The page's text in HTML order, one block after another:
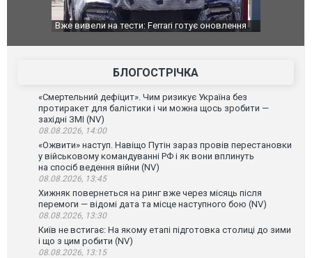
Вийшов трейлер нової екранізації легендарного
БЛОГОСТРІЧКА
«Смертельний дефіцит». Чим ризикує Україна без
протиракет для балістики і чи можна щось зробити —
західні ЗМІ (NV)
08.08.2026, 14:00
«Ожвити» наступ. Навіщо Путін зараз провів перестановки
у військовому командуванні РФ і як вони вплинуть
на спосіб ведення війни (NV)
08.08.2026, 13:45
Хижняк повернеться на ринг вже через місяць після
перемоги — відомі дата та місце наступного бою (NV)
08.08.2026, 13:30
Київ не встигає: На якому етапі підготовка столиці до зими
і що з цим робити (NV)
08.08.2026, 13:15